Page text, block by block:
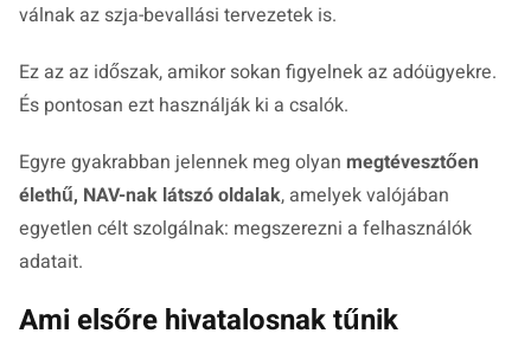
válnak az szja-bevallási tervezetek is.
Ez az az időszak, amikor sokan figyelnek az adóügyekre.
És pontosan ezt használják ki a csalók.
Egyre gyakrabban jelennek meg olyan megtévesztően
élethű, NAV-nak látszó oldalak, amelyek valójában
egyetlen célt szolgálnak: megszerezni a felhasználók
adatait.
Ami elsőre hivatalosnak tűnik